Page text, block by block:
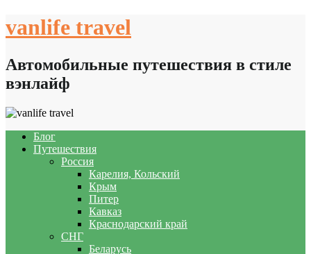
to
vanlife travel
Автомобильные путешествия в стиле
вэнлайф
Блог
Путешествия
Россия
Карелия, Кольский
Крым
Питер
Кавказ
Краснодарский край
СНГ
Беларусь